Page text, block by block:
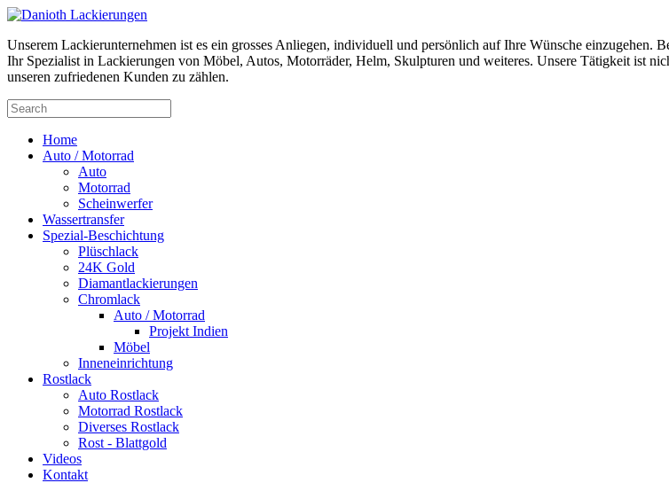
Unserem Lackierunternehmen ist es ein grosses Anliegen, individuell und persönlich auf Ihre Wünsche
Ihr Spezialist in Lackierungen von Möbel, Autos, Motorräder, Helm, Skulpturen und weiteres. Unsere Tätigkeit ist
unseren zufriedenen Kunden zu zählen.
Home
Auto / Motorrad
Auto
Motorrad
Scheinwerfer
Wassertransfer
Spezial-Beschichtung
Plüschlack
24K Gold
Diamantlackierungen
Chromlack
Auto / Motorrad
Projekt Indien
Möbel
Inneneinrichtung
Rostlack
Auto Rostlack
Motorrad Rostlack
Diverses Rostlack
Rost - Blattgold
Videos
Kontakt